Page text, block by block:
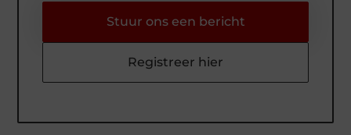
Stuur ons een bericht
Registreer hier